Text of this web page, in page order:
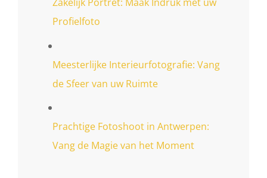
Profielfoto
Meesterlijke Interieurfotografie: Vang
de Sfeer van uw Ruimte
Prachtige Fotoshoot in Antwerpen:
Vang de Magie van het Moment